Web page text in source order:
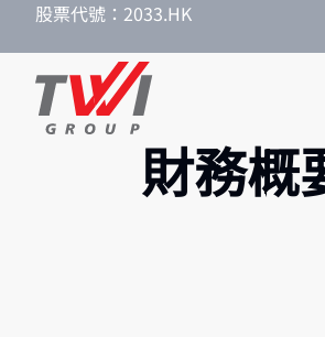
股票代號：2033.HK
財務概